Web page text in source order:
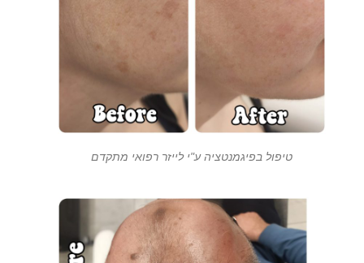
טיפול בפיגמנטציה ע"י לייזר רפואי מתקדם